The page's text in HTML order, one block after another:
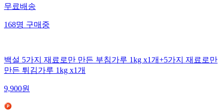
무료배송
168명 구매중
백설 5가지 재료로만 만든 부침가루 1kg x1개+5가지 재료로만
만든 튀김가루 1kg x1개
9,900원